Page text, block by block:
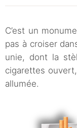
C’est un
pas à croiser
unie, dont la
cigarettes
allumée.